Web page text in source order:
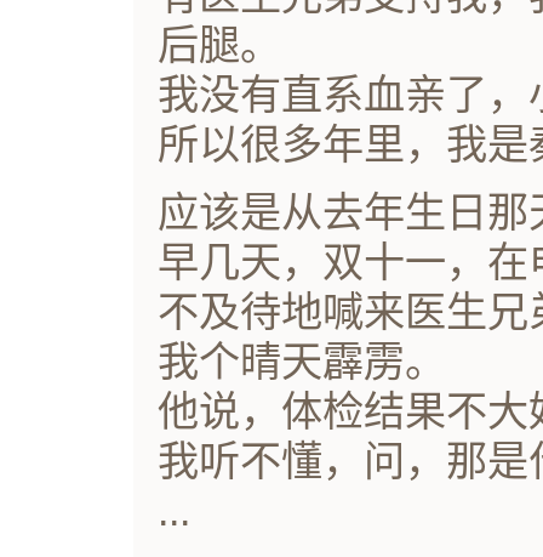
后腿。
我没有直系血亲了
所以很多年里，我
应该是从去年生日那
早几天，双十一，
不及待地喊来医生
我个晴天霹雳。
他说，体检结果不
我听不懂，问，那是
...